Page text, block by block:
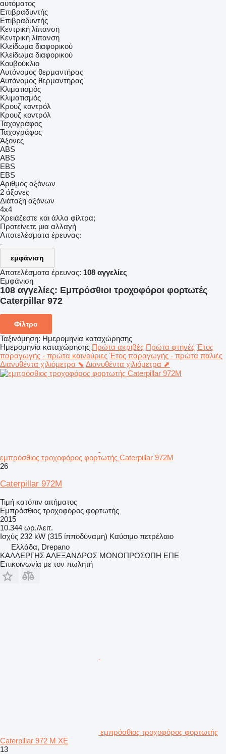
αυτόματος
Επιβραδυντής
Επιβραδυντής
Κεντρική λίπανση
Κεντρική λίπανση
Κλείδωμα διαφορικού
Κλείδωμα διαφορικού
Κουβούκλιο
Αυτόνομος θερμαντήρας
Αυτόνομος θερμαντήρας
Κλιματισμός
Κλιματισμός
Κρουζ κοντρόλ
Κρουζ κοντρόλ
Ταχογράφος
Ταχογράφος
Άξονες
ABS
ABS
EBS
EBS
Αριθμός αξόνων
2 άξονες
Διάταξη αξόνων
4x4
Χρειάζεστε και άλλα φίλτρα;
Προτείνετε μια αλλαγή
Αποτελέσματα έρευνας:
-
εμφάνιση
Αποτελέσματα έρευνας: 108 αγγελίες
Εμφάνιση
108 αγγελίες: Εμπρόσθιοι τροχοφόροι φορτωτές
Caterpillar 972
Φίλτρο
Ταξινόμηση: Ημερομηνία καταχώρησης
Ημερομηνία καταχώρησης Πρώτα ακριβές Πρώτα φτηνές Έτος
παραγωγής - πρώτα καινούριες Έτος παραγωγής - πρώτα παλιές
Διανυθέντα χιλιόμετρα ⬊ Διανυθέντα χιλιόμετρα ⬈
εμπρόσθιος τροχοφόρος φορτωτής Caterpillar 972M
26
Caterpillar 972M
Τιμή κατόπιν αιτήματος
Εμπρόσθιος τροχοφόρος φορτωτής
2015
10.344 ωρ./λειτ.
Ισχύς 232 kW (315 ίπποδύναμη) Καύσιμο πετρέλαιο
Ελλάδα, Drepano
ΚΑΛΛΕΡΓΗΣ ΑΛΕΞΑΝΔΡΟΣ ΜΟΝΟΠΡΟΣΩΠΗ ΕΠΕ
Επικοινωνία με τον πωλητή
εμπρόσθιος τροχοφόρος φορτωτής
Caterpillar 972 M XE
13